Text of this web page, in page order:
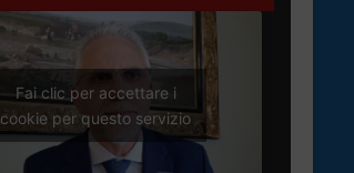
Fai clic per accettare i
cookie per questo servizio